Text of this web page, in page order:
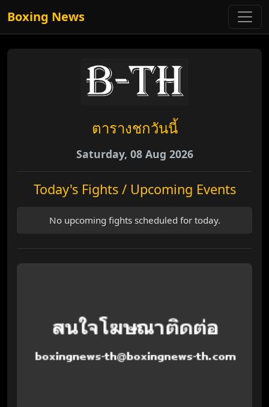
Boxing News
ตารางชกวันนี้
Saturday, 08 Aug 2026
Today's Fights / Upcoming Events
No upcoming fights scheduled for today.